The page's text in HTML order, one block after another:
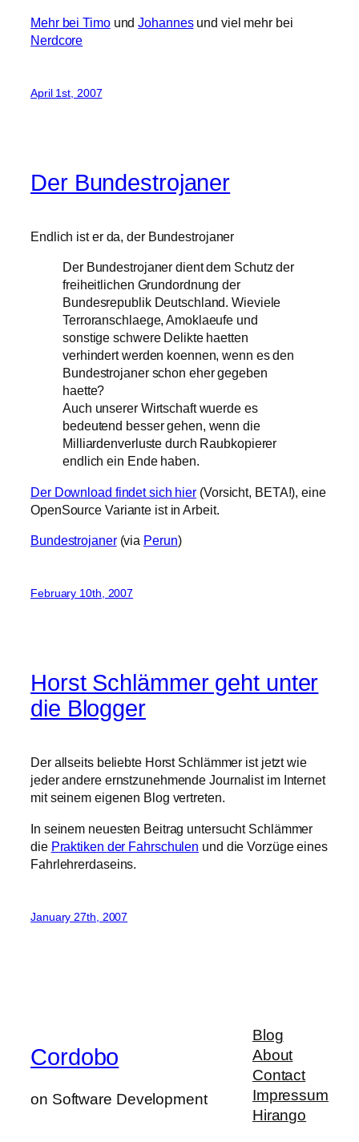
Mehr bei TimoundJohannesund viel mehr bei
Nerdcore
April 1st, 2007
Der Bundestrojaner
Endlich ist er da, der Bundestrojaner
Der Bundestrojaner dient dem Schutz der
freiheitlichen Grundordnung der
Bundesrepublik Deutschland. Wieviele
Terroranschlaege, Amoklaeufe und
sonstige schwere Delikte haetten
verhindert werden koennen, wenn es den
Bundestrojaner schon eher gegeben
haette?
Auch unserer Wirtschaft wuerde es
bedeutend besser gehen, wenn die
Milliardenverluste durch Raubkopierer
endlich ein Ende haben.
Der Download findet sich hier (Vorsicht, BETA!), eine
OpenSource Variante ist in Arbeit.
Bundestrojaner(via Perun)
February 10th, 2007
Horst Schlämmer geht unter
die Blogger
Der allseits beliebte Horst Schlämmer ist jetzt wie
jeder andere ernstzunehmende Journalist im Internet
mit seinem eigenen Blog vertreten.
In seinem neuesten Beitrag untersucht Schlämmer
die Praktiken der Fahrschulen und die Vorzüge eines
Fahrlehrerdaseins.
January 27th, 2007
Cordobo
on Software Development
Blog
About
Contact
Impressum
Hirango